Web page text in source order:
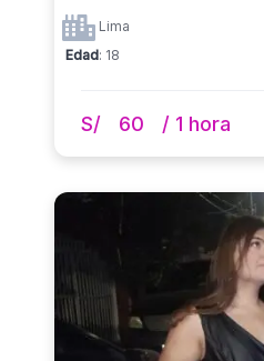
Lima
Edad: 18
S/ 60 / 1 hora